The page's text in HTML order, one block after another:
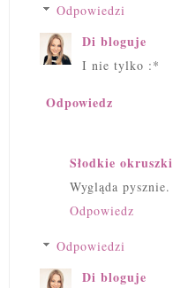
Odpowiedzi
Di bloguje
I nie tylko :*
Odpowiedz
Słodkie okruszki
Wygląda pysznie.
Odpowiedz
Odpowiedzi
Di bloguje